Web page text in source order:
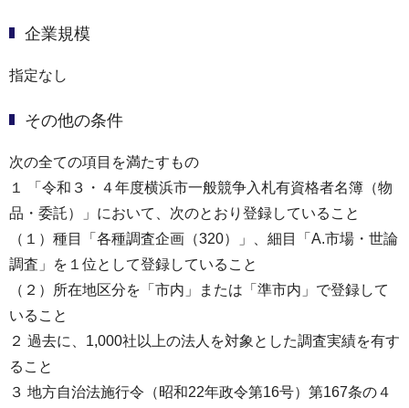
企業規模
指定なし
その他の条件
次の全ての項目を満たすもの
１ 「令和３・４年度横浜市一般競争入札有資格者名簿（物
品・委託）」において、次のとおり登録していること
（１）種目「各種調査企画（320）」、細目「A.市場・世論
調査」を１位として登録していること
（２）所在地区分を「市内」または「準市内」で登録して
いること
２ 過去に、1,000社以上の法人を対象とした調査実績を有す
ること
３ 地方自治法施行令（昭和22年政令第16号）第167条の４